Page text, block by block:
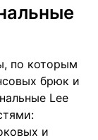
по которым
брюк и
Lee
и